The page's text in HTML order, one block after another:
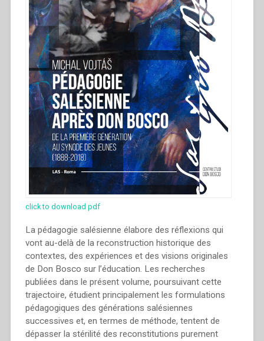
click to download pdf
La pédagogie salésienne élabore des réflexions qui
vont au-delà de la reconstruction historique des
contextes, des expériences et des visions originales
de Don Bosco sur l’éducation. Les recherches
publiées dans le présent volume, poursuivant cette
trajectoire, étudient principalement les formulations
pédagogiques des générations salésiennes
successives et, en termes de méthode, tentent de
dépasser la stérilité des reconstitutions purement